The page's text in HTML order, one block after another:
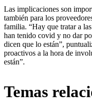
Las implicaciones son
también para los
familia. “Hay que tratar a
han tenido covid y no dar
dicen que lo están”,
proactivos a la hora de
están”.
Temas